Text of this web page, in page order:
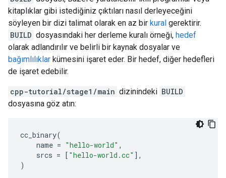
kitaplıklar gibi istediğiniz çıktıları nasıl derleyeceğini
söyleyen bir dizi talimat olarak en az bir kural gerektirir.
BUILD dosyasındaki her derleme kuralı örneği, hedef
olarak adlandırılır ve belirli bir kaynak dosyalar ve
bağımlılıklar kümesini işaret eder. Bir hedef, diğer hedefleri
de işaret edebilir.
cpp-tutorial/stage1/main dizinindeki BUILD
dosyasına göz atın:
cc_binary(
name = "hello-world" ,
srcs = [ "hello-world.cc" ],
)